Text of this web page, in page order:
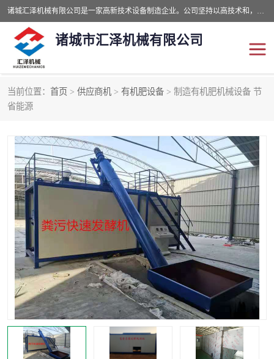
诸城汇泽机械有限公司是一家高新技术设备制造企业。公司坚持以高技术和，高服务于用户，以的环保机械制造设备赢的用户的信赖。现在主要生产死亡畜禽无害化处理和立式和卧式有机肥设备，搅拌机，烘干机，高温发酵机等。污水处理设备，固液分离机。气浮机，化制机等。公司秉承品质，用户至上，科技创新的经营理。
诸城市汇泽机械有限公司
当前位置： 首页 > 供应商机 > 有机肥设备 > 制造有机肥机械设备 节
省能源
发酵设备
鸡粪发酵机 有机肥设备
纳米膜好氧发酵堆肥机 粪污烘干酶体机
膜式堆肥机 纳米膜发酵
膜式发酵仓 分子膜堆肥仓
分子膜发酵堆肥设备